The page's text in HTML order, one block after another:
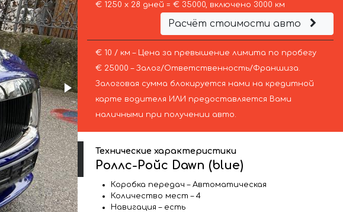
€ 1250 х 28 дней = € 35000, включено 3000 км
Расчёт стоимости авто
€ 10 / км – Цена за превышение лимита по пробегу
€ 25000 – Залог/Ответственность/Франшиза.
Залоговая сумма блокируется нами на кредитной
карте водителя ИЛИ предоставляется Вами
наличными при получении авто.
Технические характеристики
Роллс-Ройс Dawn (blue)
Коробка передач – Автоматическая
Количество мест – 4
Навигация – есть